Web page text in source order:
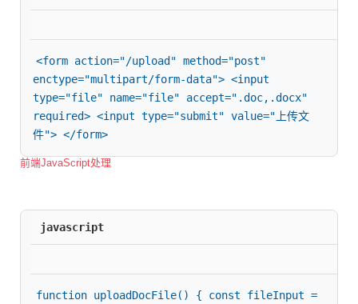
<form action="/upload" method="post"
enctype="multipart/form-data"> <input
type="file" name="file" accept=".doc,.docx"
required> <input type="submit" value="上传文
件"> </form>
前端JavaScript处理
javascript
function uploadDocFile() { const fileInput =